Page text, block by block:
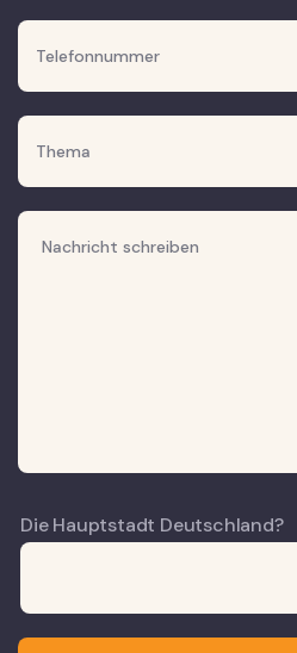
Die Hauptstadt Deutschland?